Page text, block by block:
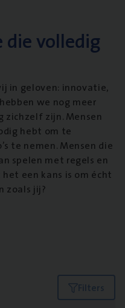
volledig
in geloven: innovatie,
we nog meer
zichzelf zijn. Mensen
hebt om te
te nemen. Mensen die
spelen met regels en
een kans is om écht
zoals jij?
Filters